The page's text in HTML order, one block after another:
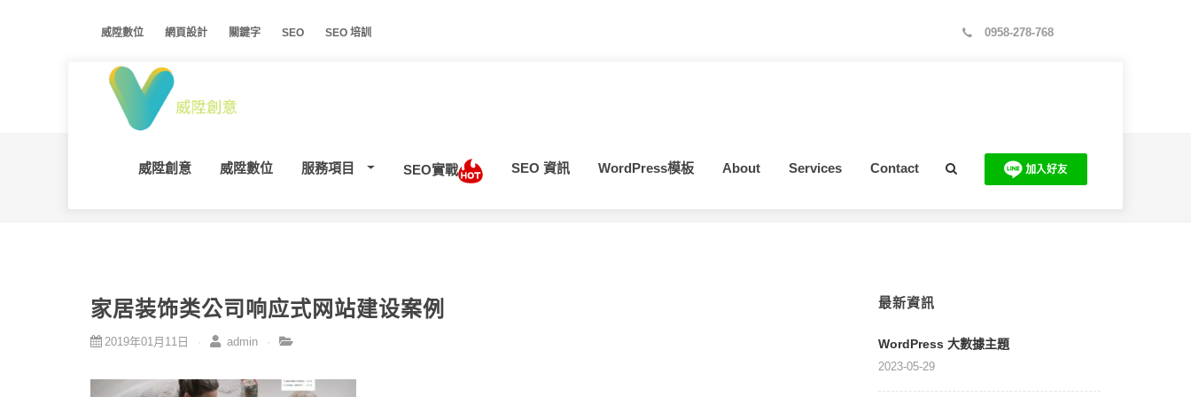
威陞數位 網頁設計 關鍵字 SEO SEO 培訓 0958-278-768
威陞創意 威陞數位 服務項目 SEO實戰 SEO 資訊 WordPress模板 About Services Contact
當前位置： 首頁>知名房仲公司形象網站 家居装饰类公司响应式网站建设案例
家居装饰类公司响应式网站建设案例
2019年01月11日 admin
最新資訊
WordPress 大數據主題
2023-05-29